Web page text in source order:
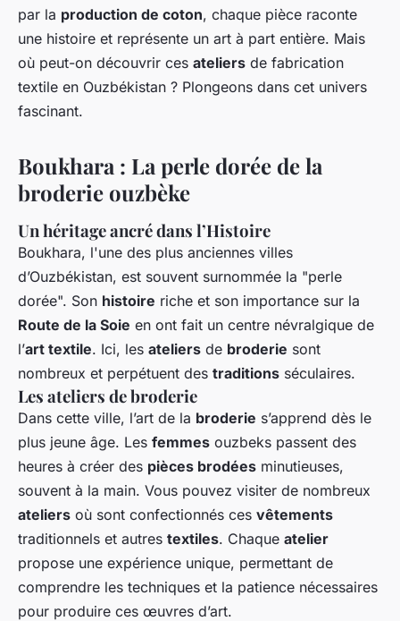
par la production de coton, chaque pièce raconte
une histoire et représente un art à part entière. Mais
où peut-on découvrir ces ateliers de fabrication
textile en Ouzbékistan ? Plongeons dans cet univers
fascinant.
Boukhara : La perle dorée de la
broderie ouzbèke
Un héritage ancré dans l’Histoire
Boukhara, l'une des plus anciennes villes
d’Ouzbékistan, est souvent surnommée la "perle
dorée". Son histoire riche et son importance sur la
Route de la Soie en ont fait un centre névralgique de
l’art textile. Ici, les ateliers de broderie sont
nombreux et perpétuent des traditions séculaires.
Les ateliers de broderie
Dans cette ville, l’art de la broderie s’apprend dès le
plus jeune âge. Les femmes ouzbeks passent des
heures à créer des pièces brodées minutieuses,
souvent à la main. Vous pouvez visiter de nombreux
ateliers où sont confectionnés ces vêtements
traditionnels et autres textiles. Chaque atelier
propose une expérience unique, permettant de
comprendre les techniques et la patience nécessaires
pour produire ces œuvres d’art.